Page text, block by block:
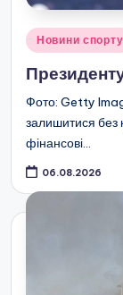
Опубліковано
Новини спорту
Фото: Getty
залишитися без
фінансові…
06.08.2026